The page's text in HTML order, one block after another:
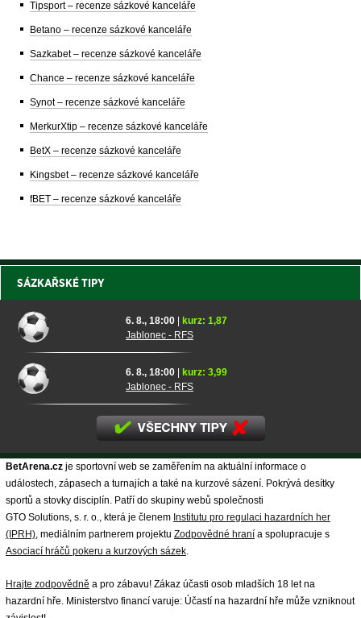
Tipsport – recenze sázkové kanceláře
Betano – recenze sázkové kanceláře
Sazkabet – recenze sázkové kanceláře
Chance – recenze sázkové kanceláře
Synot – recenze sázkové kanceláře
MerkurXtip – recenze sázkové kanceláře
BetX – recenze sázkové kanceláře
Kingsbet – recenze sázkové kanceláře
fBET – recenze sázkové kanceláře
SÁZKAŘSKÉ TIPY
6. 8., 18:00 | kurz: 1,87
Jablonec - RFS
6. 8., 18:00 | kurz: 3,99
Jablonec - RFS
BetArena.cz je sportovní web se zaměřením na aktuální informace o
událostech, zápasech a turnajích a také na kurzové sázení. Pokrývá desítky
sportů a stovky disciplín. Patří do skupiny webů společnosti
GTO Solutions, s. r. o., která je členem Institutu pro regulaci hazardních her
(IPRH) , mediálním partnerem projektu Zodpovědné hraní a spolupracuje s
Asociací hráčů pokeru a kurzových sázek
Hrajte zodpovědně a pro zábavu! Zákaz účasti osob mladších 18 let na
hazardní hře. Ministerstvo financí varuje: Účastí na hazardní hře může vzniknout